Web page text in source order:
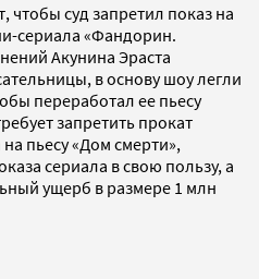
чтобы суд запретил показ на
сериала «Фандорин.
Акунина Эраста
в основу шоу легли
переработал ее пьесу
запретить прокат
пьесу «Дом смерти»,
сериала в свою пользу, а
ущерб в размере 1 млн